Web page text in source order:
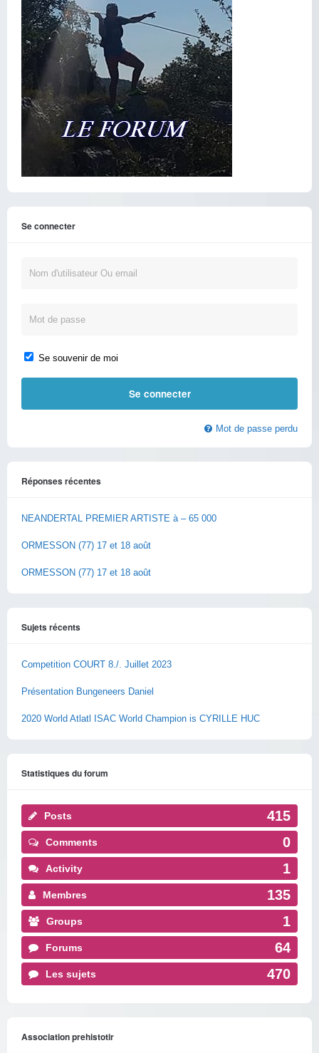
Se connecter
Se souvenir de moi
Mot de passe perdu
Réponses récentes
NEANDERTAL PREMIER ARTISTE à – 65 000
ORMESSON (77) 17 et 18 août
ORMESSON (77) 17 et 18 août
Sujets récents
Competition COURT 8./. Juillet 2023
Présentation Bungeneers Daniel
2020 World Atlatl ISAC World Champion is CYRILLE HUC
Statistiques du forum
Posts 415
Comments 0
Activity 1
Membres 135
Groups 1
Forums 64
Les sujets 470
Association prehistotir